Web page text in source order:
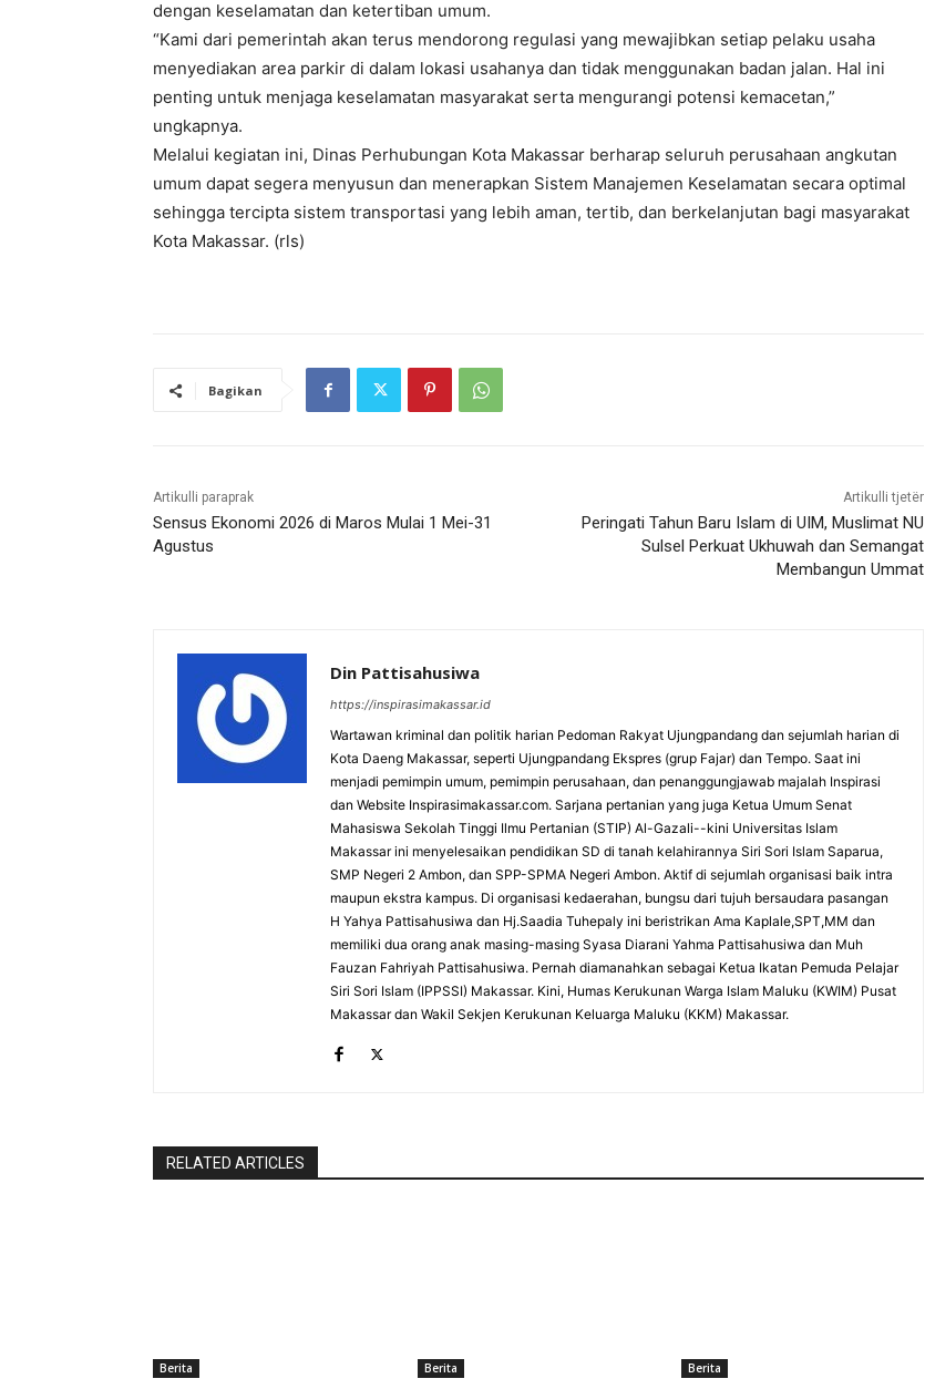
dengan keselamatan dan ketertiban umum.
“Kami dari pemerintah akan terus mendorong regulasi yang mewajibkan setiap pelaku usaha
menyediakan area parkir di dalam lokasi usahanya dan tidak menggunakan badan jalan. Hal ini
penting untuk menjaga keselamatan masyarakat serta mengurangi potensi kemacetan,”
ungkapnya.
Melalui kegiatan ini, Dinas Perhubungan Kota Makassar berharap seluruh perusahaan angkutan
umum dapat segera menyusun dan menerapkan Sistem Manajemen Keselamatan secara optimal
sehingga tercipta sistem transportasi yang lebih aman, tertib, dan berkelanjutan bagi masyarakat
Kota Makassar. (rls)
Bagikan
Artikulli paraprak
Sensus Ekonomi 2026 di Maros Mulai 1 Mei-31
Agustus
Artikulli tjetër
Peringati Tahun Baru Islam di UIM, Muslimat NU
Sulsel Perkuat Ukhuwah dan Semangat
Membangun Ummat
Din Pattisahusiwa
https://inspirasimakassar.id
Wartawan kriminal dan politik harian Pedoman Rakyat Ujungpandang dan sejumlah harian di
Kota Daeng Makassar, seperti Ujungpandang Ekspres (grup Fajar) dan Tempo. Saat ini
menjadi pemimpin umum, pemimpin perusahaan, dan penanggungjawab majalah Inspirasi
dan Website Inspirasimakassar.com. Sarjana pertanian yang juga Ketua Umum Senat
Mahasiswa Sekolah Tinggi Ilmu Pertanian (STIP) Al-Gazali--kini Universitas Islam
Makassar ini menyelesaikan pendidikan SD di tanah kelahirannya Siri Sori Islam Saparua,
SMP Negeri 2 Ambon, dan SPP-SPMA Negeri Ambon. Aktif di sejumlah organisasi baik intra
maupun ekstra kampus. Di organisasi kedaerahan, bungsu dari tujuh bersaudara pasangan
H Yahya Pattisahusiwa dan Hj.Saadia Tuhepaly ini beristrikan Ama Kaplale,SPT,MM dan
memiliki dua orang anak masing-masing Syasa Diarani Yahma Pattisahusiwa dan Muh
Fauzan Fahriyah Pattisahusiwa. Pernah diamanahkan sebagai Ketua Ikatan Pemuda Pelajar
Siri Sori Islam (IPPSSI) Makassar. Kini, Humas Kerukunan Warga Islam Maluku (KWIM) Pusat
Makassar dan Wakil Sekjen Kerukunan Keluarga Maluku (KKM) Makassar.
RELATED ARTICLES
Berita Berita Berita